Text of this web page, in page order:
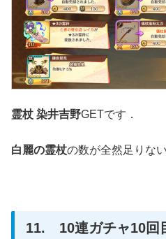
霊杖 染井吉野GETです．
白麗の霊杖の数が全然足りな
11. 10連ガチャ10回